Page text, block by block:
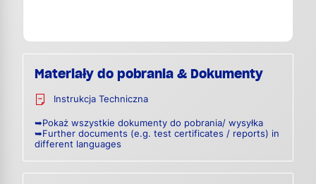
Materiały do pobrania & Dokumenty
Instrukcja Techniczna
➥Pokaż wszystkie dokumenty do pobrania/ wysyłka
➥Further documents (e.g. test certificates / reports) in
different languages